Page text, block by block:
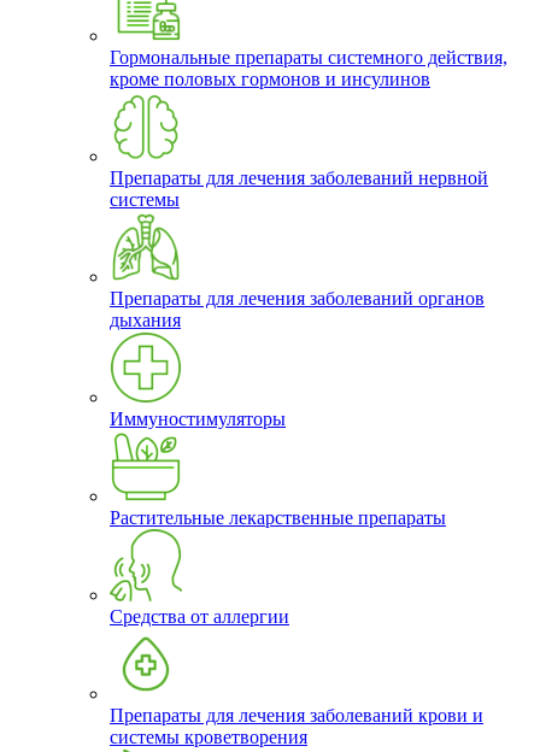
Гормональные препараты системного действия,
кроме половых гормонов и инсулинов
Препараты для лечения заболеваний нервной
системы
Препараты для лечения заболеваний органов
дыхания
Иммуностимуляторы
Растительные лекарственные препараты
Средства от аллергии
Препараты для лечения заболеваний крови и
системы кроветворения